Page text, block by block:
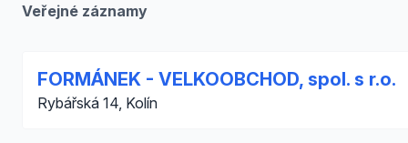
Veřejné záznamy
FORMÁNEK - VELKOOBCHOD, spol. s r.o.
Rybářská 14, Kolín